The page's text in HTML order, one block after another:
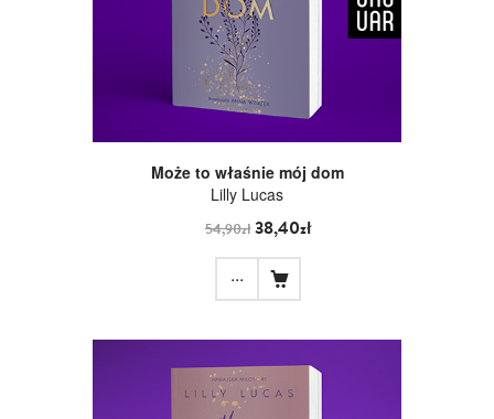
Może to właśnie mój dom
Lilly Lucas
54,90zł38,40zł
...